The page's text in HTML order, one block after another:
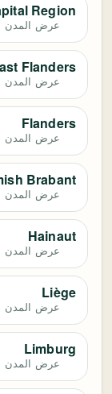
Region
عرض المدن
Flanders
عرض المدن
Flanders
عرض المدن
Brabant
عرض المدن
Hainaut
عرض المدن
Liège
عرض المدن
Limburg
عرض المدن